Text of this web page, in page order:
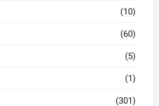
(10)
(60)
(5)
(1)
(301)